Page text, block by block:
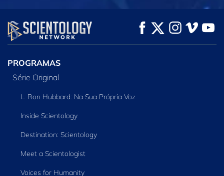
VEJA EXPLORE A SÉRIE
PROGRAMAS
Série Original
L. Ron Hubbard: Na Sua Própria Voz
Inside Scientology
Destination: Scientology
Meet a Scientologist
Voices for Humanity